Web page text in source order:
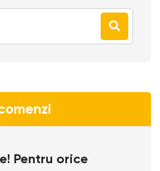
Pentru orice